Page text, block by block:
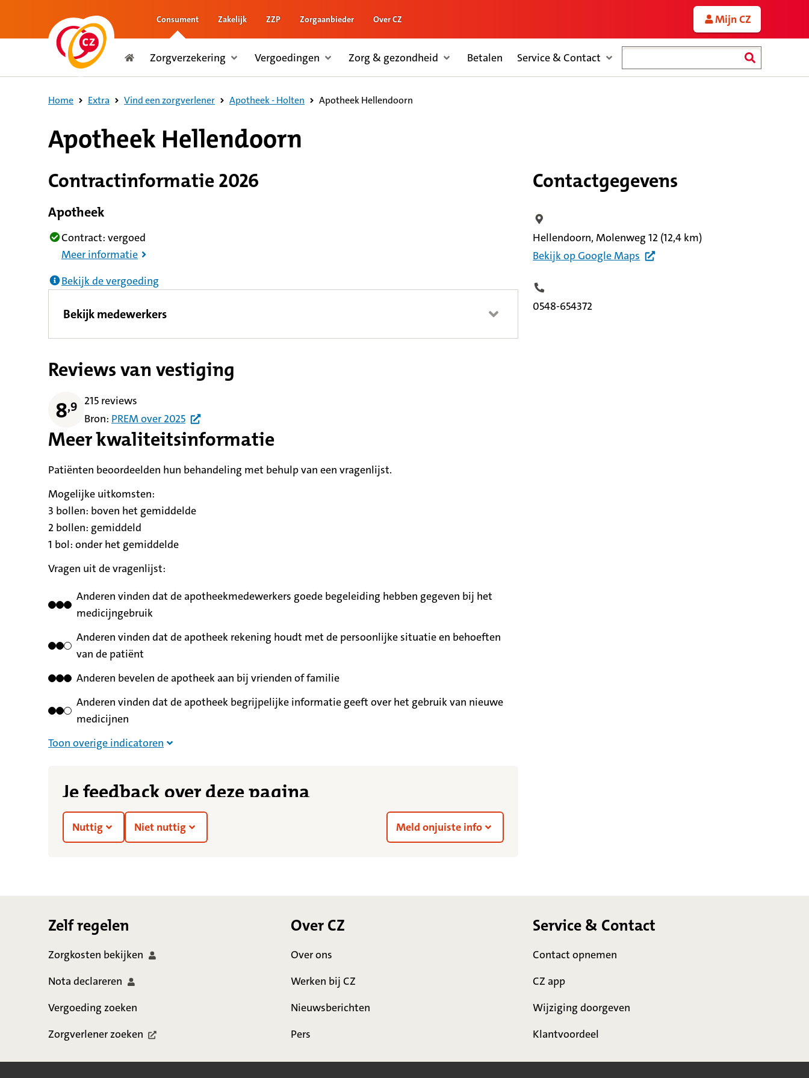
de inhoud
Consument Zakelijk ZZP Zorgaanbieder Over CZ Mijn CZ
Consument
Zorgverzekering Vergoedingen Zorg & gezondheid Betalen Service & Contact
Home Extra Vind een zorgverlener Apotheek - Holten Apotheek Hellendoorn
Apotheek Hellendoorn
Contractinformatie 2026
Apotheek
Contract: vergoed
Meer informatie
Bekijk de vergoeding
Bekijk medewerkers
Reviews van vestiging
8,9 op basis van 215 reviews
8,9 215 reviews
Bron: PREMover 2025
Meer kwaliteitsinformatie
Patiënten beoordeelden hun behandeling met behulp van een vragenlijst.
Mogelijke uitkomsten:
3 bollen: betekent
boven het gemiddelde
2 bollen: betekent
gemiddeld
1 bol: betekent
onder het gemiddelde
Vragen uit de vragenlijst:
Anderen vinden dat de apotheekmedewerkers goede begeleiding hebben gegeven bij het
medicijngebruik
Anderen vinden dat de apotheek rekening houdt met de persoonlijke situatie en behoeften
van de patiënt
Anderen bevelen de apotheek aan bij vrienden of familie
Anderen vinden dat de apotheek begrijpelijke informatie geeft over het gebruik van nieuwe
medicijnen
Toon overige indicatoren
Contactgegevens
Locatiegegevens
Hellendoorn, Molenweg 12 (12,4 km)
Bekijkop Google Maps
Telefoonnummer
0548-654372
Je feedback over deze pagina
Nuttig Niet nuttig Meld onjuiste info
Zelf regelen
Zorgkosten bekijken
Nota declareren
Vergoeding zoeken
Zorgverlenerzoeken
Over CZ
Over ons
Werken bij CZ
Nieuwsberichten
Pers
Service & Contact
Contact opnemen
CZ app
Wijziging doorgeven
Klantvoordeel